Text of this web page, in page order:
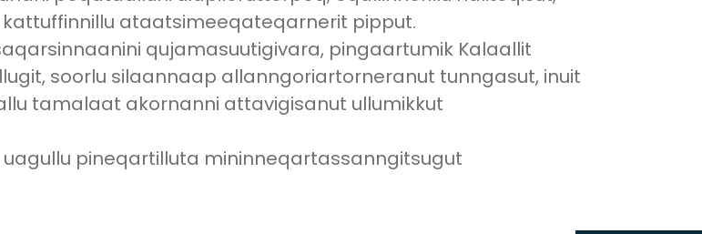
ataatsimeeqateqarnerit pipput.
qujamasuutigivara, pingaartumik Kalaallit
soorlu silaannaap allanngoriartorneranut tunngasut, inuit
tamalaat akornanni attavigisanut ullumikkut
pineqartilluta mininneqartassanngitsugut